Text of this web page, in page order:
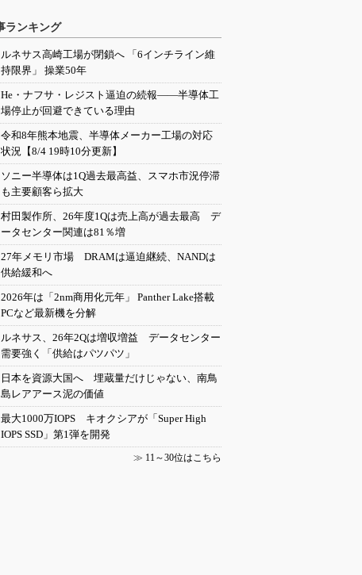
ランキング
ルネサス高崎工場が閉鎖へ 「6インチライン維
持限界」 操業50年
He・ナフサ・レジスト逼迫の続報――半導体工
場停止が回避できている理由
令和8年熊本地震、半導体メーカー工場の対応
状況【8/4 19時10分更新】
ソニー半導体は1Q過去最高益、スマホ市況停滞
も主要顧客ら拡大
村田製作所、26年度1Qは売上高が過去最高 デ
ータセンター関連は81％増
27年メモリ市場 DRAMは逼迫継続、NANDは
供給緩和へ
2026年は「2nm商用化元年」 Panther Lake搭載
PCなど最新機を分解
ルネサス、26年2Qは増収増益 データセンター
需要強く「供給はパツパツ」
日本を資源大国へ 埋蔵量だけじゃない、南鳥
島レアアース泥の価値
最大1000万IOPS キオクシアが「Super High
IOPS SSD」第1弾を開発
≫ 11～30位はこちら